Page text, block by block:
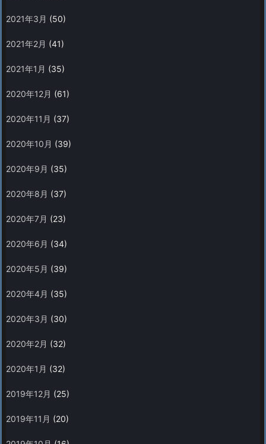
2021年3月 (50)
2021年2月 (41)
2021年1月 (35)
2020年12月 (61)
2020年11月 (37)
2020年10月 (39)
2020年9月 (35)
2020年8月 (37)
2020年7月 (23)
2020年6月 (34)
2020年5月 (39)
2020年4月 (35)
2020年3月 (30)
2020年2月 (32)
2020年1月 (32)
2019年12月 (25)
2019年11月 (20)